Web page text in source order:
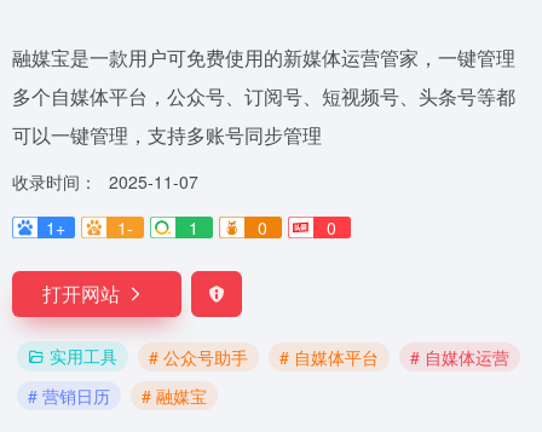
融媒宝是一款用户可免费使用的新媒体运营管家，一键管理
多个自媒体平台，公众号、订阅号、短视频号、头条号等都
可以一键管理，支持多账号同步管理
收录时间：
2025-11-07
1+
1- 1 0 0
打开网站
实用工具 # 公众号助手 # 自媒体平台
# 自媒体运营
# 营销日历
# 融媒宝